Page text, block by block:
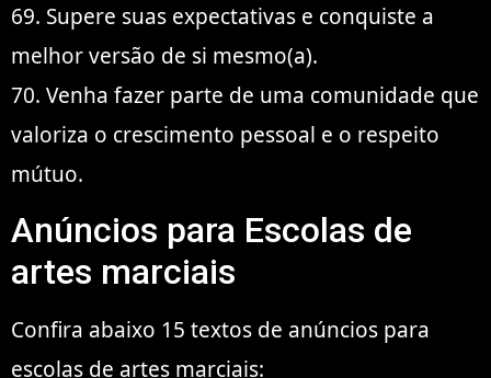
69. Supere suas expectativas e conquiste a
melhor versão de si mesmo(a).
70. Venha fazer parte de uma comunidade que
valoriza o crescimento pessoal e o respeito
mútuo.
Anúncios para Escolas de
artes marciais
Confira abaixo 15 textos de anúncios para
escolas de artes marciais: